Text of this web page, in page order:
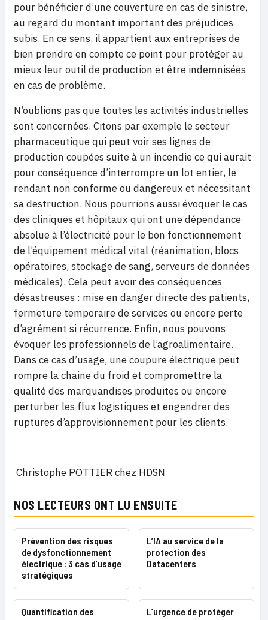
pour bénéficier d’une couverture en cas de sinistre,
au regard du montant important des préjudices
subis. En ce sens, il appartient aux entreprises de
bien prendre en compte ce point pour protéger au
mieux leur outil de production et être indemnisées
en cas de problème.
N’oublions pas que toutes les activités industrielles
sont concernées. Citons par exemple le secteur
pharmaceutique qui peut voir ses lignes de
production coupées suite à un incendie ce qui aurait
pour conséquence d’interrompre un lot entier, le
rendant non conforme ou dangereux et nécessitant
sa destruction. Nous pourrions aussi évoquer le cas
des cliniques et hôpitaux qui ont une dépendance
absolue à l’électricité pour le bon fonctionnement
de l’équipement médical vital (réanimation, blocs
opératoires, stockage de sang, serveurs de données
médicales). Cela peut avoir des conséquences
désastreuses : mise en danger directe des patients,
fermeture temporaire de services ou encore perte
d’agrément si récurrence. Enfin, nous pouvons
évoquer les professionnels de l’agroalimentaire.
Dans ce cas d’usage, une coupure électrique peut
rompre la chaine du froid et compromettre la
qualité des marquandises produites ou encore
perturber les flux logistiques et engendrer des
ruptures d’approvisionnement pour les clients.
Christophe POTTIER chez HDSN
NOS LECTEURS ONT LU ENSUITE
Prévention des risques
de dysfonctionnement
électrique : 3 cas d’usage
stratégiques
L’IA au service de la
protection des
Datacenters
Quantification des
L’urgence de protéger